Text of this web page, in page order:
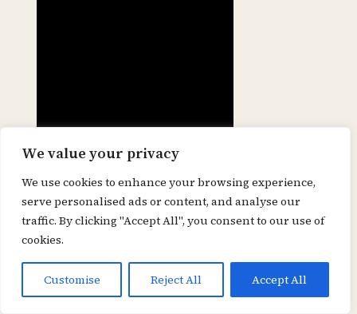
We value your privacy
We use cookies to enhance your browsing experience,
serve personalised ads or content, and analyse our
traffic. By clicking "Accept All", you consent to our use of
cookies.
Customise Reject All Accept All
Poésie, engagement et
public : ce que Limón
fait pour la liberté
d’expression